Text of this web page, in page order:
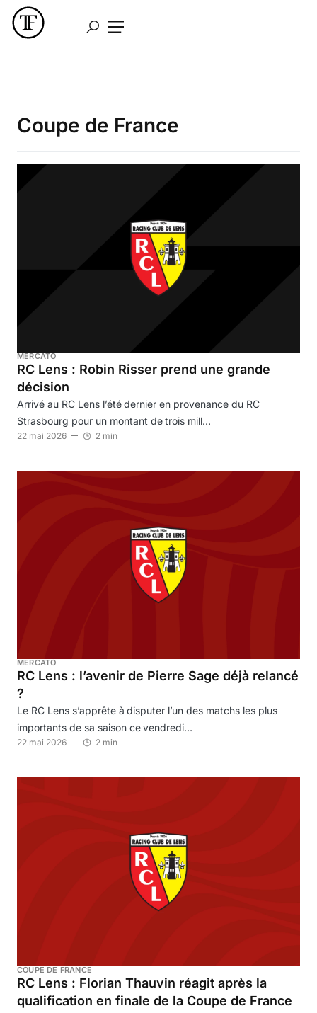
Coupe de France
MERCATO
RC Lens : Robin Risser prend une grande
décision
Arrivé au RC Lens l’été dernier en provenance du RC
Strasbourg pour un montant de trois mill…
22 mai 2026 2 min
MERCATO
RC Lens : l’avenir de Pierre Sage déjà relancé
?
Le RC Lens s’apprête à disputer l’un des matchs les plus
importants de sa saison ce vendredi…
22 mai 2026 2 min
COUPE DE FRANCE
RC Lens : Florian Thauvin réagit après la
qualification en finale de la Coupe de France